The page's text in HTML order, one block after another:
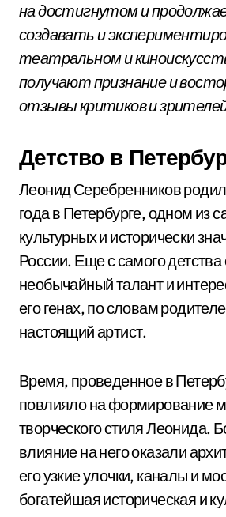
на достигнутом и
создавать и
театральном и
получают признание и
отзывы критиков и
Детство в
Леонид Серебренников
года в Петербурге, одном из
культурных и исторически
России. Еще с самого
необычайный талант и
его генах, по словам
настоящий артист.
Время, проведенное в
повлияло на формирование
творческого стиля Леонида.
влияние на него оказали
его узкие улочки, каналы и
богатейшая историческая и